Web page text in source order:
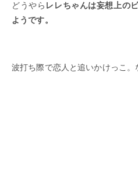
どうやら レレちゃんは妄想上の
ようです。
波打ち際で恋人と追いかけっこ。